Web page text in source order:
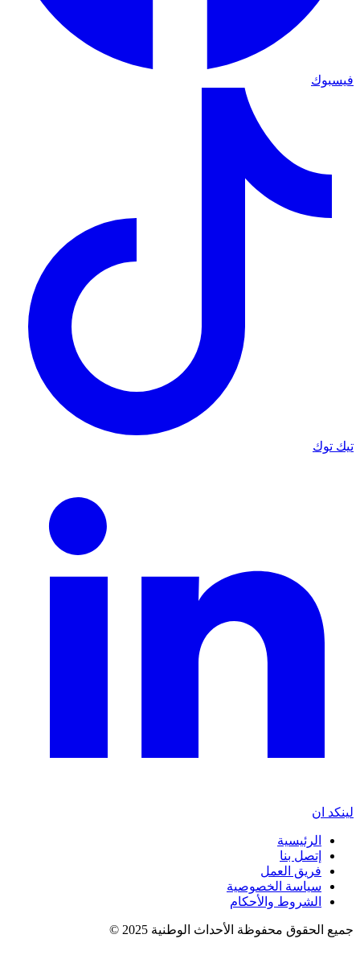
فيسبوك
تيك توك
لينكد ان
الرئيسية
إتصل بنا
فريق العمل
سياسة الخصوصية
الشروط والأحكام
جميع الحقوق محفوظة الأحداث الوطنية 2025 ©